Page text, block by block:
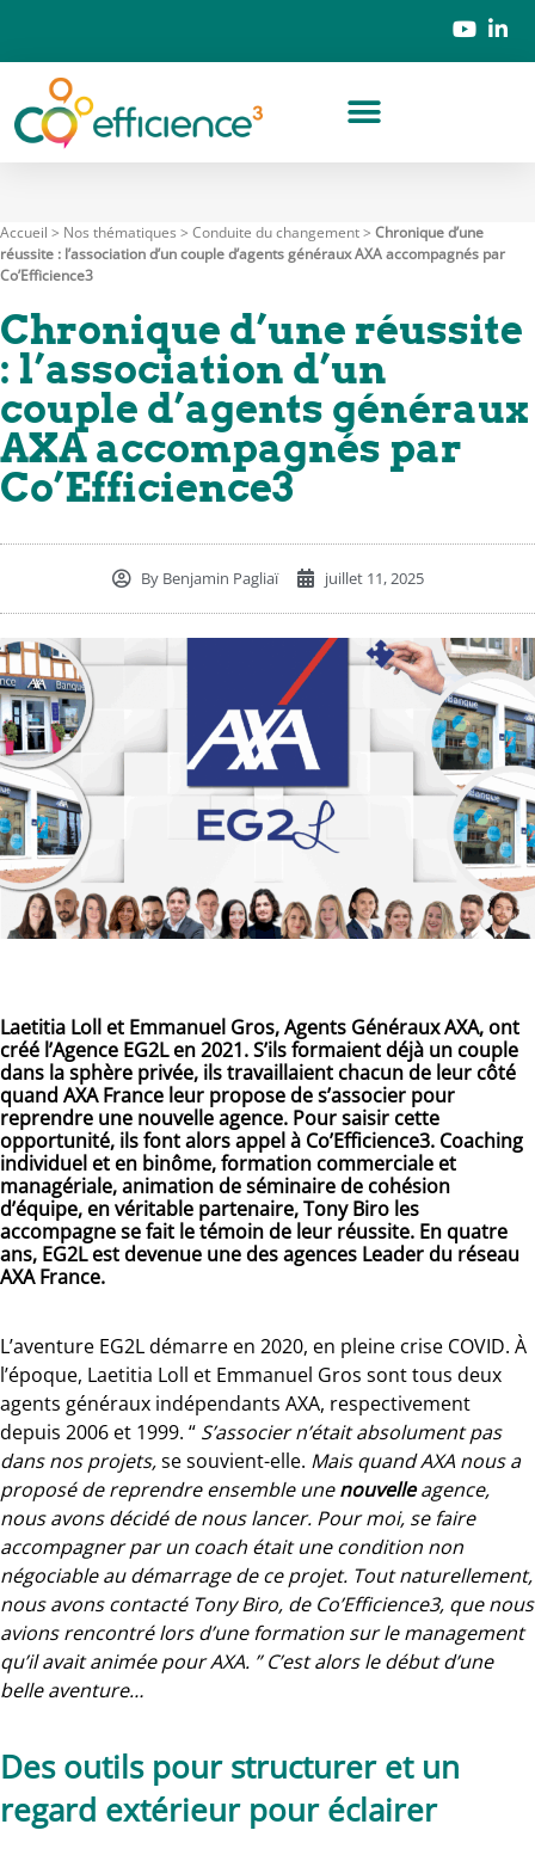
Accueil > Nos thématiques > Conduite du changement> Chronique d’une
réussite : l’association d’un couple d’agents généraux AXA accompagnés par
Co’Efficience3
Chronique d’une réussite
: l’association d’un
couple d’agents généraux
AXA accompagnés par
Co’Efficience3
ByBenjamin Pagliaï juillet 11, 2025
Laetitia Loll et Emmanuel Gros, Agents Généraux AXA, ont
créé l’Agence EG2L en 2021. S’ils formaient déjà un couple
dans la sphère privée, ils travaillaient chacun de leur côté
quand AXA France leur propose de s’associer pour
reprendre une nouvelle agence. Pour saisir cette
opportunité, ils font alors appel à Co’Efficience3. Coaching
individuel et en binôme, formation commerciale et
managériale, animation de séminaire de cohésion
d’équipe, en véritable partenaire, Tony Biro les
accompagne se fait le témoin de leur réussite. En quatre
ans, EG2L est devenue une des agences Leader du réseau
AXA France.
L’aventure EG2L démarre en 2020, en pleine crise COVID. À
l’époque, Laetitia Loll et Emmanuel Gros sont tous deux
agents généraux indépendants AXA, respectivement
depuis 2006 et 1999. “ S’associer n’était absolument pas
dans nos projets,se souvient-elle. Mais quand AXA nous a
proposé de reprendre ensemble unenouvelleagence,
nous avons décidé de nous lancer. Pour moi, se faire
accompagner par un coach était une condition non
négociable au démarrage de ce projet. Tout naturellement,
nous avons contacté Tony Biro, de Co’Efficience3, que nous
avions rencontré lors d’une formation sur le management
qu’il avait animée pour AXA. ” C’est alors le début d’une
belle aventure…
Des outils pour structurer et un
regard extérieur pour éclairer